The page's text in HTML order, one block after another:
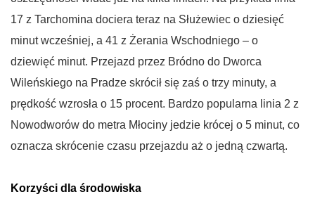
17 z Tarchomina dociera teraz na Służewiec o dziesięć
minut wcześniej, a 41 z Żerania Wschodniego – o
dziewięć minut. Przejazd przez Bródno do Dworca
Wileńskiego na Pradze skrócił się zaś o trzy minuty, a
prędkość wzrosła o 15 procent. Bardzo popularna linia 2 z
Nowodworów do metra Młociny jedzie krócej o 5 minut, co
oznacza skrócenie czasu przejazdu aż o jedną czwartą.
Korzyści dla środowiska